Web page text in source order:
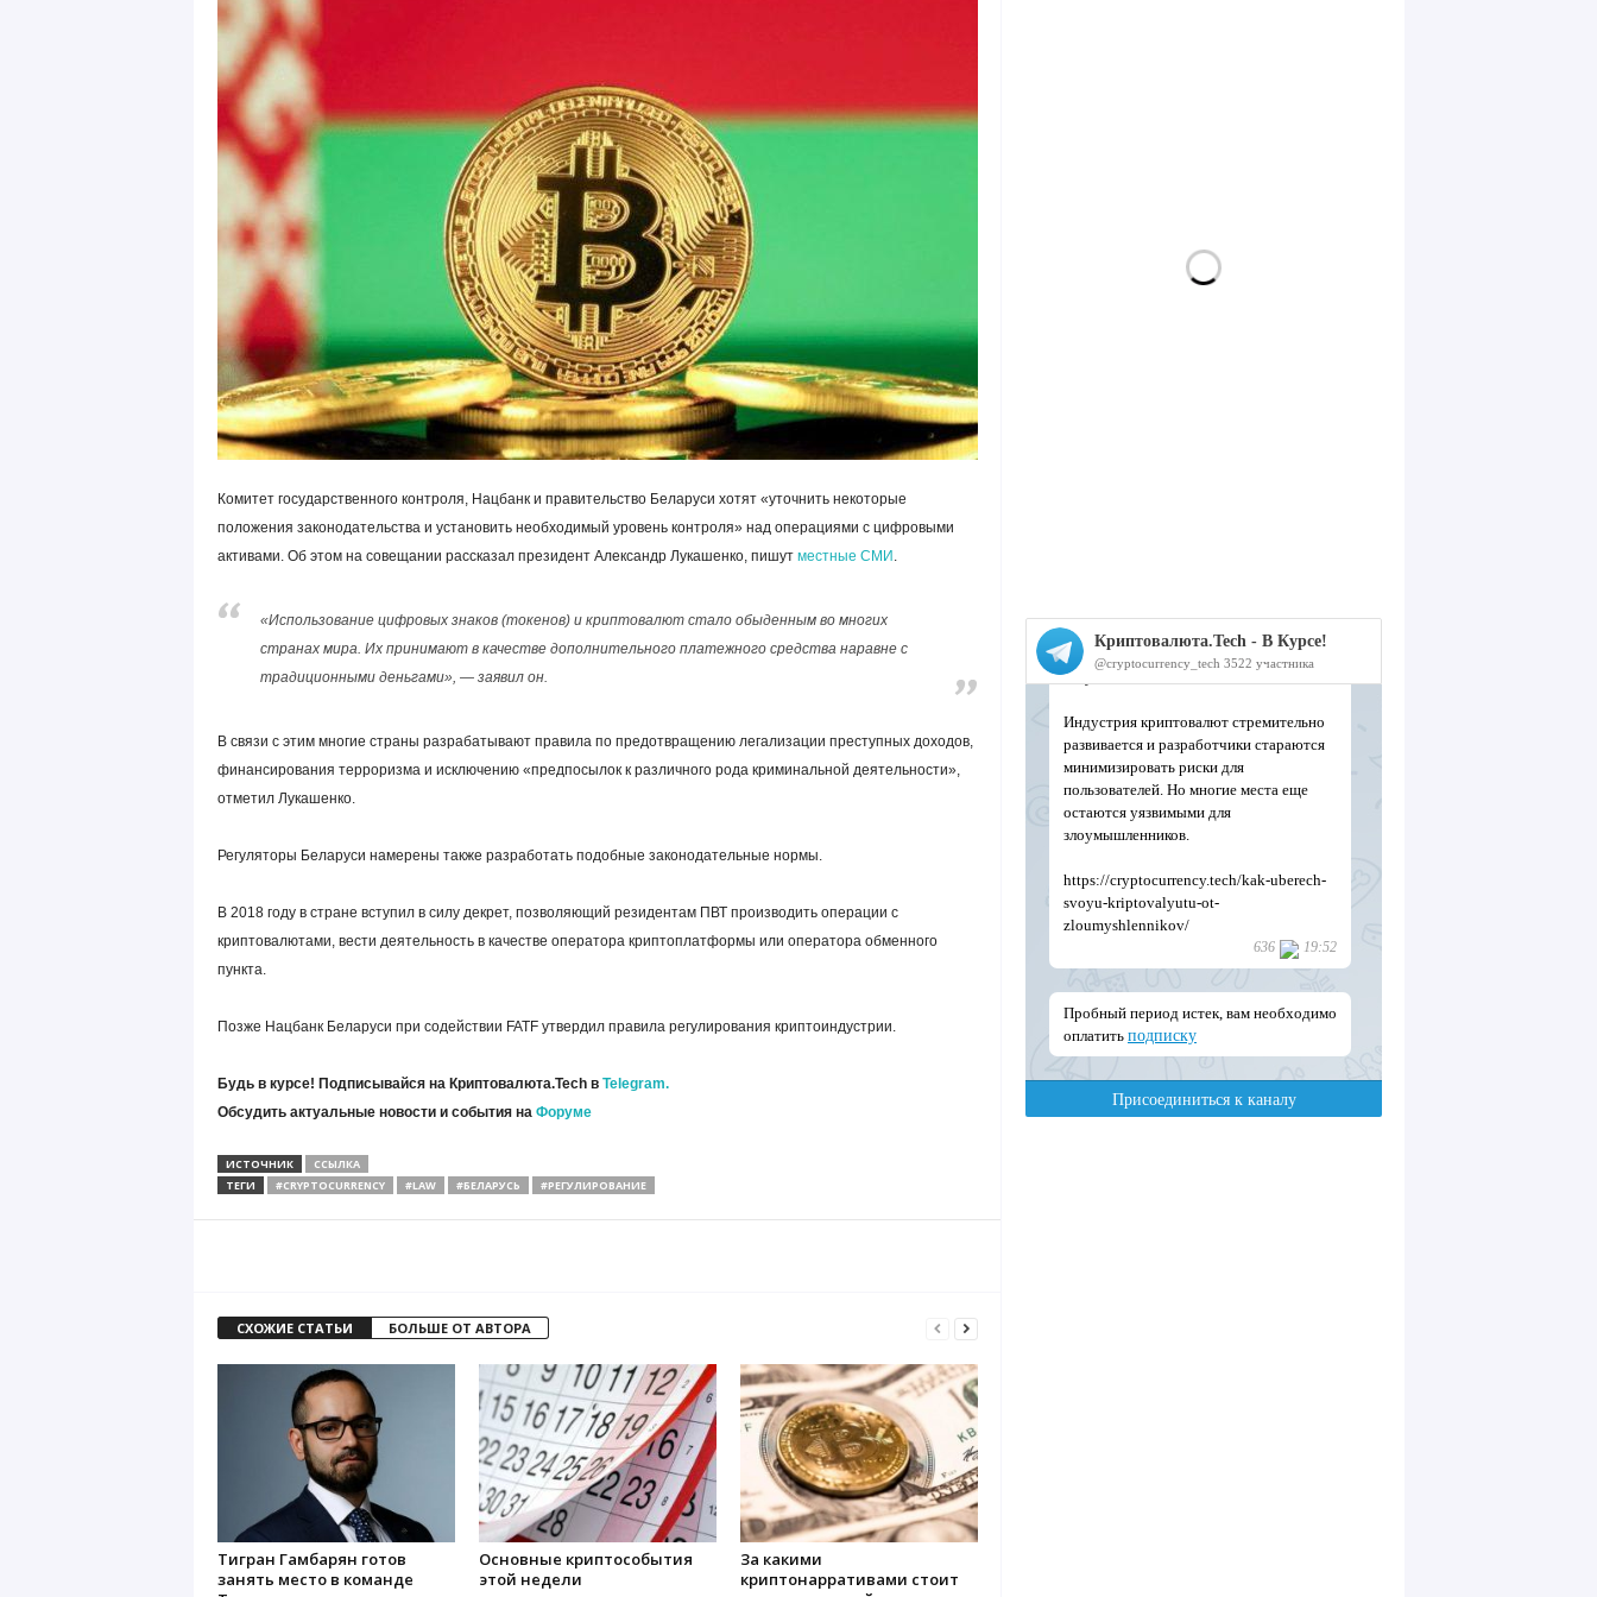
Комитет государственного контроля, Нацбанк и правительство Беларуси хотят «уточнить некоторые
положения законодательства и установить необходимый уровень контроля» над операциями с цифровыми
активами. Об этом на совещании рассказал президент Александр Лукашенко, пишут местные СМИ .
«Использование цифровых знаков (токенов) и криптовалют стало обыденным во многих
странах мира. Их принимают в качестве дополнительного платежного средства наравне с
традиционными деньгами», — заявил он.
В связи с этим многие страны разрабатывают правила по предотвращению легализации преступных доходов,
финансирования терроризма и исключению «предпосылок к различного рода криминальной деятельности»,
отметил Лукашенко.
Регуляторы Беларуси намерены также разработать подобные законодательные нормы.
В 2018 году в стране вступил в силу декрет, позволяющий резидентам ПВТ производить операции с
криптовалютами, вести деятельность в качестве оператора криптоплатформы или оператора обменного
пункта.
Позже Нацбанк Беларуси при содействии FATF утвердил правила регулирования криптоиндустрии.
Будь в курсе! Подписывайся на Криптовалюта.Tech в Telegram.
Обсудить актуальные новости и события на Форуме
ИСТОЧНИК
ССЫЛКА
ТЕГИ
#CRYPTOCURRENCY #LAW #БЕЛАРУСЬ #РЕГУЛИРОВАНИЕ
СХОЖИЕ СТАТЬИ БОЛЬШЕ ОТ АВТОРА
Тигран Гамбарян готов
занять место в команде
Основные криптособытия
этой недели
За какими
криптонарративами стоит